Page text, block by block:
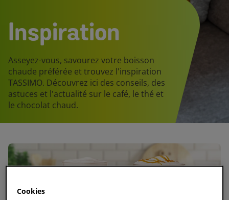
Inspiration
Asseyez-vous, savourez votre boisson
chaude préférée et trouvez l'inspiration
TASSIMO. Découvrez ici des conseils, des
astuces et l'actualité sur le café, le thé et
le chocolat chaud.
Cookies